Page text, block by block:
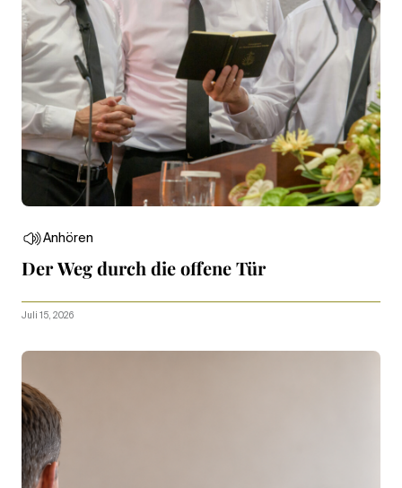
Anhören
Der Weg durch die offene Tür
Juli 15, 2026